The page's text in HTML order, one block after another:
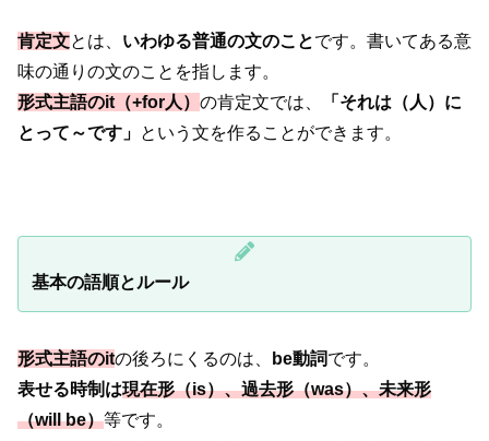
肯定文とは、 いわゆる普通の文のことです。書いてある意
味の通りの文のことを指します。
形式主語のit（+for人） の肯定文では、
「それは（人）に
とって～です」 という文を作ることができます。
基本の語順とルール
形式主語のitの後ろにくるのは、 be動詞です。
表せる時制は現在形（is）、過去形（was）、未来形
（will be）等です。